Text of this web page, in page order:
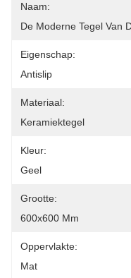
Naam:
De Moderne Tegel Van
Eigenschap:
Antislip
Materiaal:
Keramiektegel
Kleur:
Geel
Grootte:
600x600 Mm
Oppervlakte:
Mat